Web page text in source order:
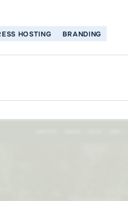
HOSTING BRANDING